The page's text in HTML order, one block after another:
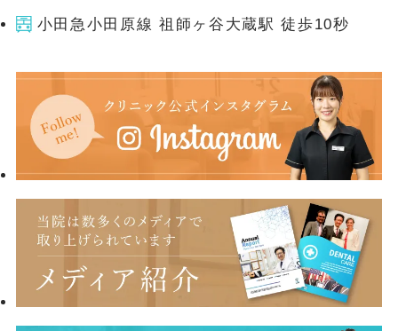
小田急小田原線 祖師ヶ谷大蔵駅 徒歩10秒